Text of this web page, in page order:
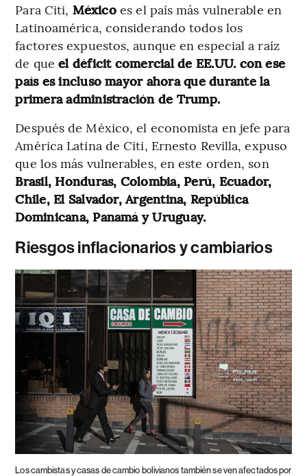
Para Citi, Méxicoes el país más vulnerable en
Latinoamérica, considerando todos los
factores expuestos, aunque en especial a raíz
de queel déficit comercial de EE.UU. con ese
país es incluso mayor ahora que durante la
primera administración de Trump.
Después de México, el economista en jefe para
América Latina de Citi, Ernesto Revilla, expuso
que los más vulnerables, en este orden, son
Brasil, Honduras, Colombia, Perú, Ecuador,
Chile, El Salvador, Argentina, República
Dominicana, Panamá y Uruguay.
Riesgos inflacionarios y cambiarios
Los cambistas y casas de cambio bolivianos también se ven afectados por